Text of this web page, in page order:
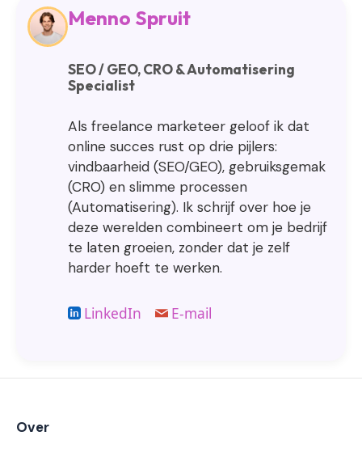
Menno Spruit
SEO / GEO, CRO & Automatisering
Specialist
Als freelance marketeer geloof ik dat
online succes rust op drie pijlers:
vindbaarheid (SEO/GEO), gebruiksgemak
(CRO) en slimme processen
(Automatisering). Ik schrijf over hoe je
deze werelden combineert om je bedrijf
te laten groeien, zonder dat je zelf
harder hoeft te werken.
LinkedIn E-mail
Over